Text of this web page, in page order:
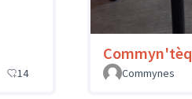
14
Commynes